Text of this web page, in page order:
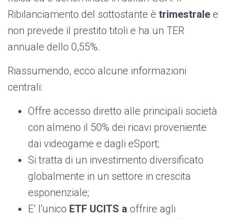
Ribilanciamento del sottostante è trimestrale e
non prevede il prestito titoli e ha un TER
annuale dello 0,55%.
Riassumendo, ecco alcune informazioni
centrali:
Offre accesso diretto alle principali società
con almeno il 50% dei ricavi proveniente
dai videogame e dagli eSport;
Si tratta di un investimento diversificato
globalmente in un settore in crescita
esponenziale;
E’ l‘unico ETF UCITS a offrire agli